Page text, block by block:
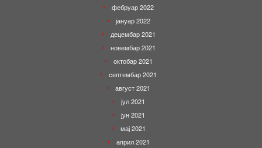
фебруар 2022
јануар 2022
децембар 2021
новембар 2021
октобар 2021
септембар 2021
август 2021
јул 2021
јун 2021
мај 2021
април 2021